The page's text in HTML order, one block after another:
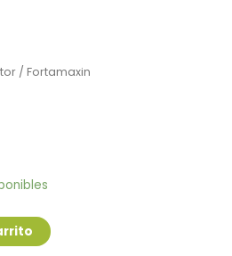
/ Fortamaxin